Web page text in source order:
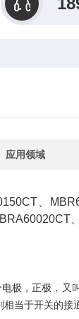
应用领域
、
极，正极，
当于开关的接